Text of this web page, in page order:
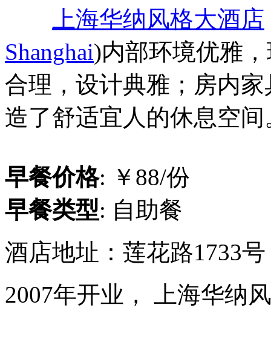
上海华纳风格大酒店
Shanghai)内部环境优雅
合理，设计典雅；房内
造了舒适宜人的休息空间
早餐价格: ￥88/份
早餐类型: 自助餐
酒店地址：莲花路1733
2007年开业， 上海华